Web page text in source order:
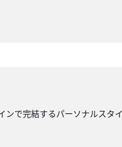
ンで完結するパーソナルス